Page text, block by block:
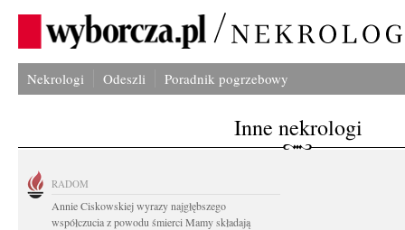
Nekrologi Odeszli Poradnik pogrzebowy
Inne nekrologi
RADOM
Annie Ciskowskiej wyrazy najgłębszego
współczucia z powodu śmierci Mamy składają